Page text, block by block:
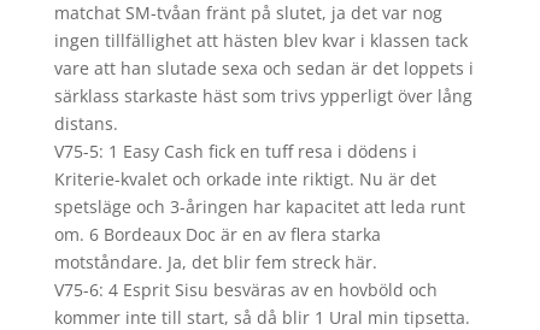
matchat SM-tvåan fränt på slutet, ja det var nog
ingen tillfällighet att hästen blev kvar i klassen tack
vare att han slutade sexa och sedan är det loppets i
särklass starkaste häst som trivs ypperligt över lång
distans.
V75-5: 1 Easy Cash fick en tuff resa i dödens i
Kriterie-kvalet och orkade inte riktigt. Nu är det
spetsläge och 3-åringen har kapacitet att leda runt
om. 6 Bordeaux Doc är en av flera starka
motståndare. Ja, det blir fem streck här.
V75-6: 4 Esprit Sisu besväras av en hovböld och
kommer inte till start, så då blir 1 Ural min tipsetta.